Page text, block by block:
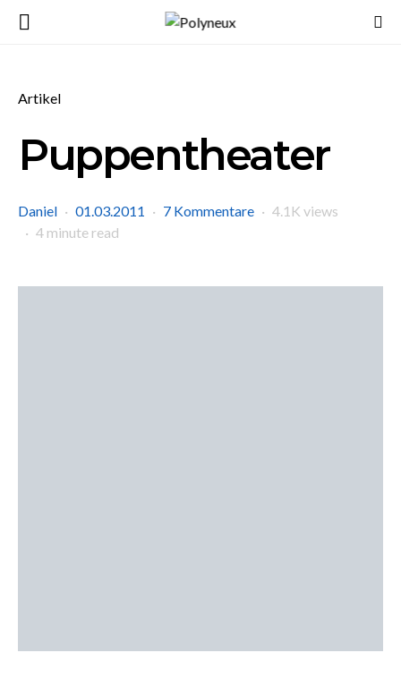
Artikel
Puppentheater
Daniel 01.03.2011 7 Kommentare
4.1K views
4 minute read